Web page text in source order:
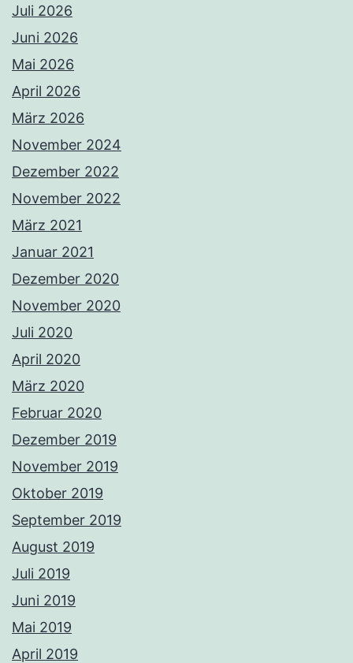
Juli 2026
Juni 2026
Mai 2026
April 2026
März 2026
November 2024
Dezember 2022
November 2022
März 2021
Januar 2021
Dezember 2020
November 2020
Juli 2020
April 2020
März 2020
Februar 2020
Dezember 2019
November 2019
Oktober 2019
September 2019
August 2019
Juli 2019
Juni 2019
Mai 2019
April 2019